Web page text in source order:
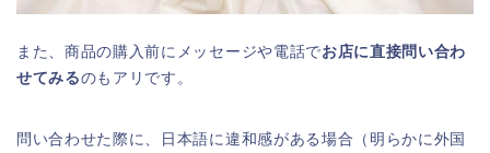
また、商品の購入前にメッセージや電話でお店に直接問い合わ
せてみるのもアリです。
問い合わせた際に、日本語に違和感がある場合（明らかに外国